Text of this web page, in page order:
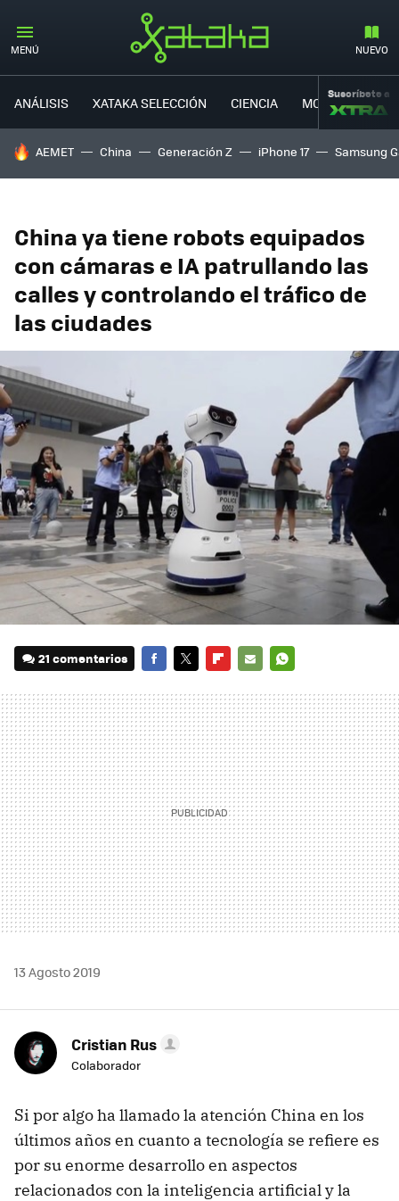
MENÚ NUEVO
ANÁLISIS XATAKA SELECCIÓN CIENCIA MOVILIDAD
Suscríbete a
HOY SE HABLA DE
AEMET China Generación Z iPhone 17 Samsung
China ya tiene robots equipados
con cámaras e IA patrullando las
calles y controlando el tráfico de
las ciudades
21 comentarios
MAIL
13 Agosto 2019
Cristian Rus
Colaborador
Si por algo ha llamado la atención China en los
últimos años en cuanto a tecnología se refiere es
por su enorme desarrollo en aspectos
relacionados con la inteligencia artificial y la